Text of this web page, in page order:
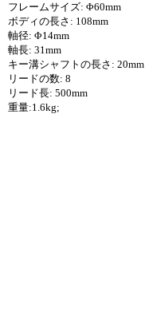
フレームサイズ: Φ60mm
ボディの長さ: 108mm
軸径: Φ14mm
軸長: 31mm
キー溝シャフトの長さ: 20mm
リードの数: 8
リード長: 500mm
重量:1.6kg;